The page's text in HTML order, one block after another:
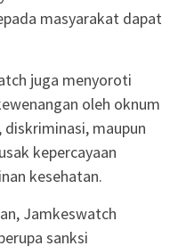
masyarakat dapat
juga menyoroti
oleh oknum
maupun
kepercayaan
kesehatan.
Jamkeswatch
sanksi